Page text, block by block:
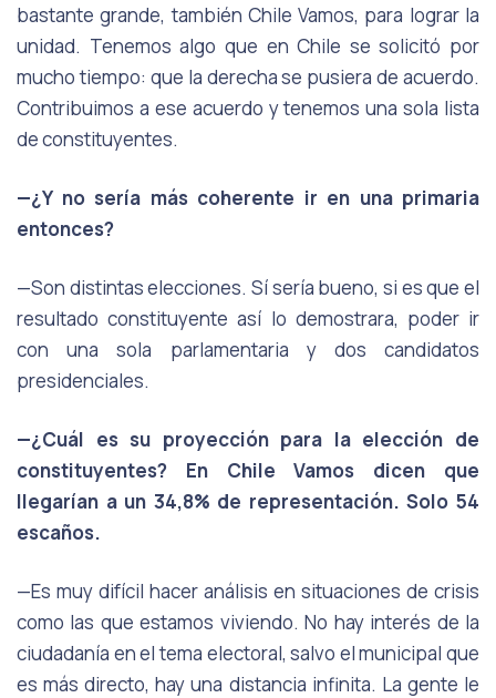
bastante grande, también Chile Vamos, para lograr la
unidad. Tenemos algo que en Chile se solicitó por
mucho tiempo: que la derecha se pusiera de acuerdo.
Contribuimos a ese acuerdo y tenemos una sola lista
de constituyentes.
—¿Y no sería más coherente ir en una primaria
entonces?
—Son distintas elecciones. Sí sería bueno, si es que el
resultado constituyente así lo demostrara, poder ir
con una sola parlamentaria y dos candidatos
presidenciales.
—¿Cuál es su proyección para la elección de
constituyentes? En Chile Vamos dicen que
llegarían a un 34,8% de representación. Solo 54
escaños.
—Es muy difícil hacer análisis en situaciones de crisis
como las que estamos viviendo. No hay interés de la
ciudadanía en el tema electoral, salvo el municipal que
es más directo, hay una distancia infinita. La gente le